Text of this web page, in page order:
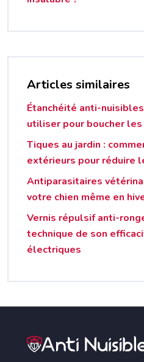
Articles similaires
Étanchéité anti-
utiliser pour boucher
Tiques au jardin :
extérieurs pour réduire
Antiparasitaires
votre chien même en
Vernis répulsif anti-
technique de son
électriques